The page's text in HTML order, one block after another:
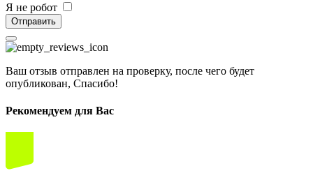
Я не робот
Отправить
Ваш отзыв отправлен на проверку, после чего будет
опубликован, Спасибо!
Рекомендуем для Вас